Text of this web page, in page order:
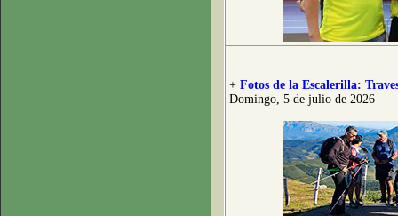
+ Fotos de la Escalerilla:
Domingo, 5 de julio de 2026